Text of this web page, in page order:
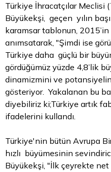
Türkiye İhracatçılar Meclisi
Büyükekşi, geçen yılın
karamsar tablonun, 2015’in
anımsatarak, "Şimdi ise
Türkiye daha güçlü bir
gördüğümüz yüzde 4,8’lik
dinamizmini ve
gösteriyor. Yakalanan bu
diyebiliriz ki;Türkiye artık
ifadelerini kullandı.
Türkiye'nin bütün Avrupa
hızlı büyümesinin
Büyükekşi, "İlk çeyrekte